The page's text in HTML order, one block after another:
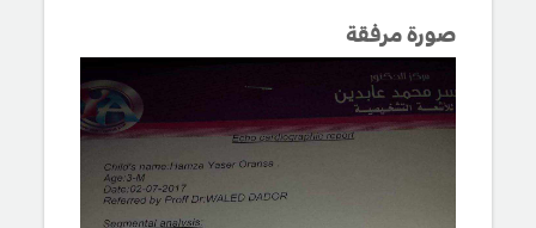
صورة مرفقة